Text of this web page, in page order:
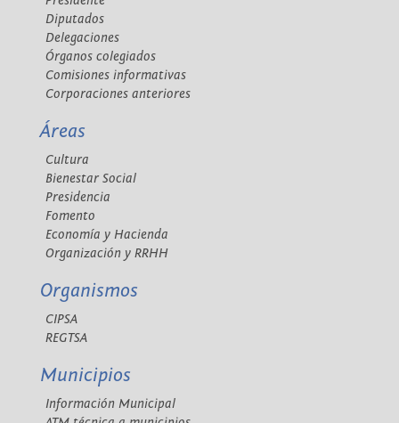
Diputados
Delegaciones
Órganos colegiados
Comisiones informativas
Corporaciones anteriores
Áreas
Cultura
Bienestar Social
Presidencia
Fomento
Economía y Hacienda
Organización y RRHH
Organismos
CIPSA
REGTSA
Municipios
Información Municipal